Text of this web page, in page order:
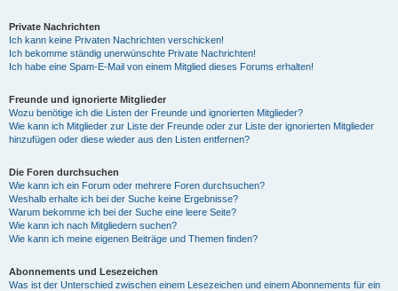
Private Nachrichten
Ich kann keine Privaten Nachrichten verschicken!
Ich bekomme ständig unerwünschte Private Nachrichten!
Ich habe eine Spam-E-Mail von einem Mitglied dieses Forums erhalten!
Freunde und ignorierte Mitglieder
Wozu benötige ich die Listen der Freunde und ignorierten Mitglieder?
Wie kann ich Mitglieder zur Liste der Freunde oder zur Liste der ignorierten Mitglieder
hinzufügen oder diese wieder aus den Listen entfernen?
Die Foren durchsuchen
Wie kann ich ein Forum oder mehrere Foren durchsuchen?
Weshalb erhalte ich bei der Suche keine Ergebnisse?
Warum bekomme ich bei der Suche eine leere Seite?
Wie kann ich nach Mitgliedern suchen?
Wie kann ich meine eigenen Beiträge und Themen finden?
Abonnements und Lesezeichen
Was ist der Unterschied zwischen einem Lesezeichen und einem Abonnements für ein